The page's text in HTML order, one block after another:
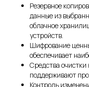
Резервное
данные из
облачное
устройств.
Шифрование
обеспечивает
Средства
поддерживают
Контроль